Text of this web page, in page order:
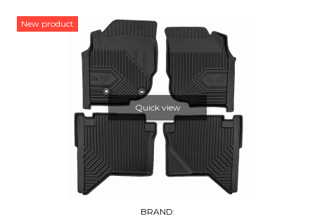
New product
Quick view
BRAND: